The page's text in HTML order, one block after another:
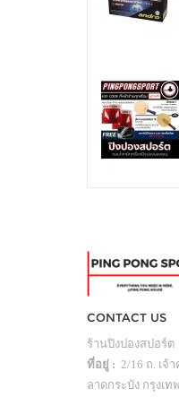
CONTACT US
ร้านปิงปองสปอร์ต
ที่อยู่ : 2/16 ถ. เจ้
ลาดกระบัง กรุงเ